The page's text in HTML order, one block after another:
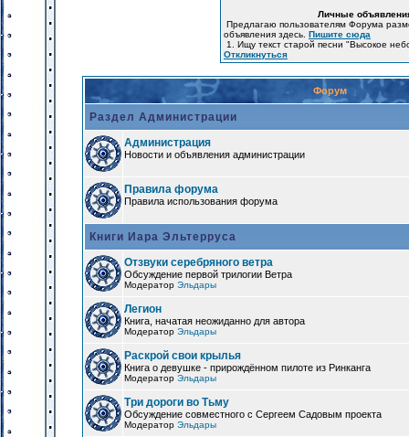
Личные
Предлагаю пользователям Форума
объявления здесь. Пишите сюда
1. Ищу текст старой песни "Высокое
Откликнуться
Форум
Раздел Администрации
Администрация
Новости и объявления администрации
Правила форума
Правила использования форума
Книги Иара Эльтерруса
Отзвуки серебряного ветра
Обсуждение первой трилогии Ветра
Модератор Эльдары
Легион
Книга, начатая неожиданно для автора
Модератор Эльдары
Раскрой свои крылья
Книга о девушке - прирождённом пилоте из Ринканга
Модератор Эльдары
Три дороги во Тьму
Обсуждение совместного с Сергеем Садовым проекта
Модератор Эльдары